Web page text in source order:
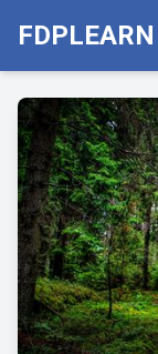
FDPLEARN